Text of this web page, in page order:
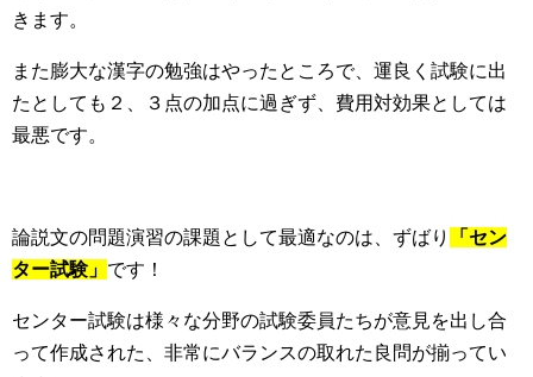
きます。
また膨大な漢字の勉強はやったところで、運良く試験に出
たとしても２、３点の加点に過ぎず、費用対効果としては
最悪です。
論説文の問題演習の課題として最適なのは、ずばり
「セン
ター試験」 です！
センター試験は様々な分野の試験委員たちが意見を出し合
って作成された、非常にバランスの取れた良問が揃ってい